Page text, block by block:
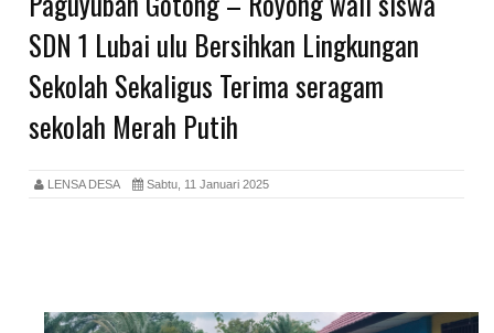
SDN 1 Lubai ulu Bersihkan Lingkungan
Sekolah Sekaligus Terima seragam
sekolah Merah Putih
LENSA DESA Sabtu, 11 Januari 2025